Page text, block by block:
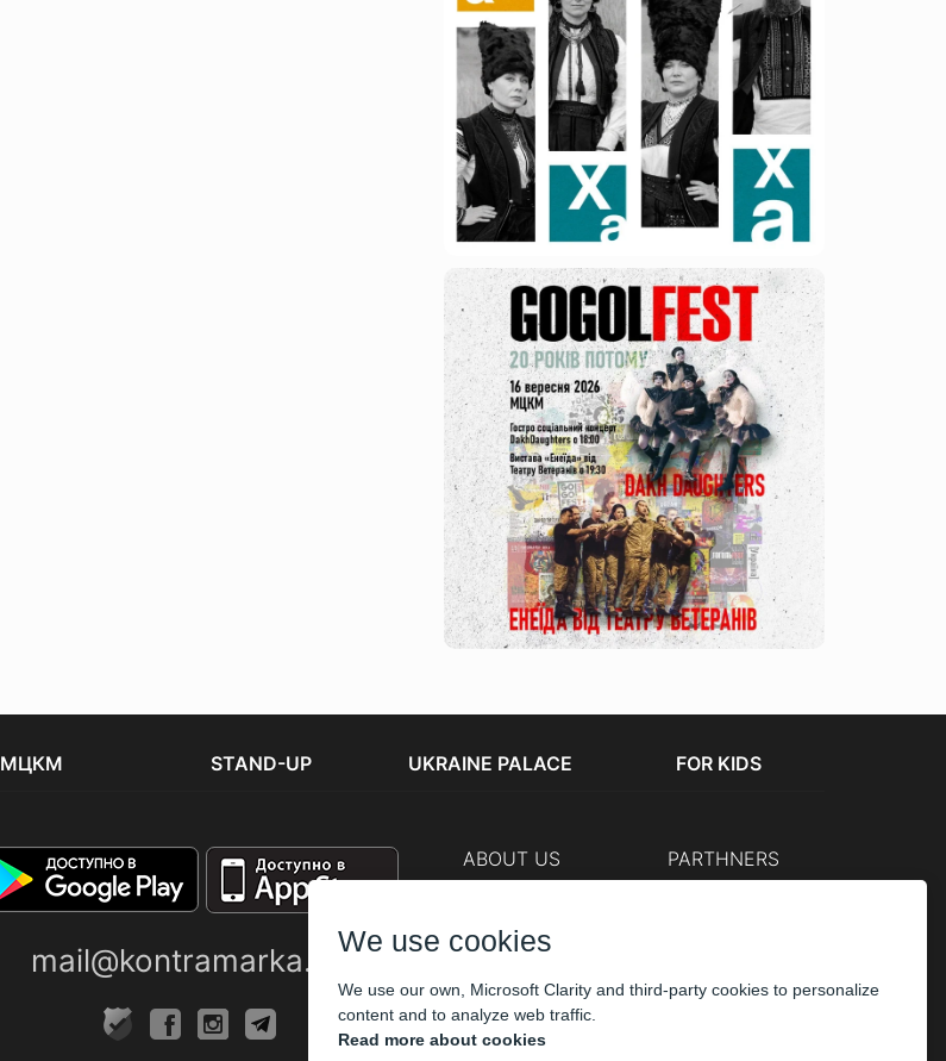
МЦКМ STAND-UP UKRAINE PALACE FOR KIDS
mail@kontramarka.ua
ABOUT US PARTHNERS
We use cookies
We use our own, Microsoft Clarity and third-party cookies to personalize
content and to analyze web traffic.
Read more about cookies